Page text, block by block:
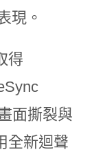
現。
得
面撕裂與
全新迴聲